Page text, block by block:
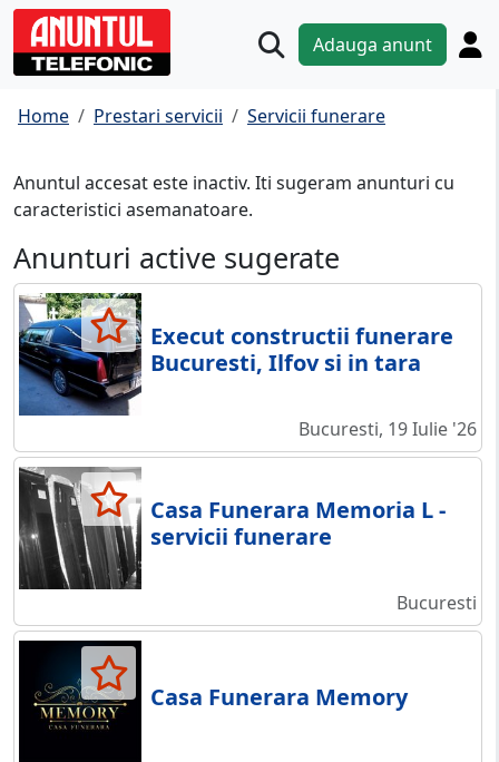
Adauga anunt
Home Prestari servicii Servicii funerare
Anuntul accesat este inactiv. Iti sugeram anunturi cu
caracteristici asemanatoare.
Anunturi active sugerate
Execut constructii funerare
Bucuresti, Ilfov si in tara
Bucuresti, 19 Iulie '26
Casa Funerara Memoria L -
servicii funerare
Bucuresti
Casa Funerara Memory